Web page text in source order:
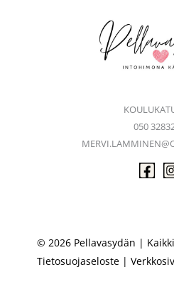
050
© 2026 Pellavasydän |
Tietosuojaseloste |